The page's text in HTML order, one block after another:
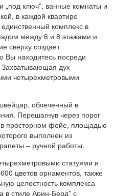
„под ключ”, ванные комнаты и
в каждой квартире
комплекс в
между 6 и 8 этажами и
сверху создает
Вы находитесь посреди
дух
четырехметровыми
облеченный в
Перешагнув через порог
в просторном фойе, площадью
выполнен из
– ручной работы.
статуями и
цветов орнаментов, также
целостность комплекса
в стиле Арин-Берд* с